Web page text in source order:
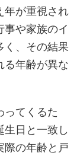
年が重視され
事や家族のイ
く、その結果
る年齢が異な
ってくるた
日と一致し
際の年齢と戸